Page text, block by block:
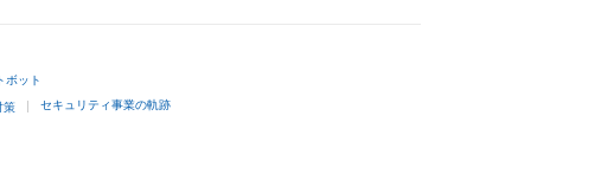
ボット
策 セキュリティ事業の軌跡